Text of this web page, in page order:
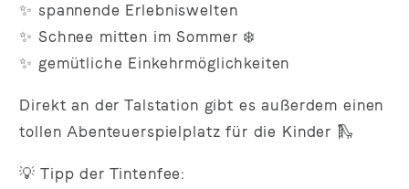
✨ spannende Erlebniswelten
✨ Schnee mitten im Sommer ❄️
✨ gemütliche Einkehrmöglichkeiten
Direkt an der Talstation gibt es außerdem einen
tollen Abenteuerspielplatz für die Kinder 🛝
💡 Tipp der Tintenfee: